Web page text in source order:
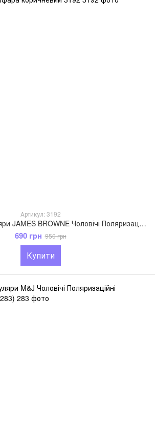
Артикул: 3192
Сонцезахисні окуляри JAMES BROWNE Чоловічі Поляризаційні Антифара коричневий 3192
690 грн 950 грн
Купити